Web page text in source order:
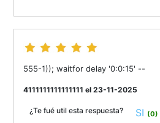
555-1)); waitfor delay '0:0:15' --
4111111111111111 el 23-11-2025
¿Te fué util esta respuesta? SI (0)